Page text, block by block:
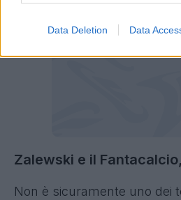
Data Deletion Data
Zalewski e il
Non è sicuramente uno dei